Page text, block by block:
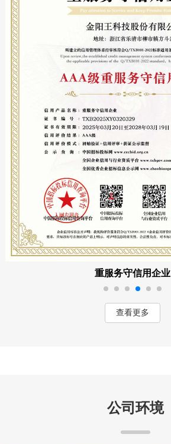
重服务守信用企业
查看更多
公司环境